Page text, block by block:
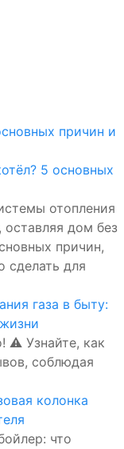
5 основных
отопления
оставляя дом без
причин,
сделать для
газа в быту:
⚠️ Узнайте, как
соблюдая
колонка
что